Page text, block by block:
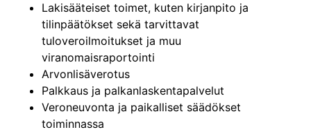
Lakisääteiset toimet, kuten kirjanpito ja
tilinpäätökset sekä tarvittavat
tuloveroilmoitukset ja muu
viranomaisraportointi
Arvonlisäverotus
Palkkaus ja palkanlaskentapalvelut
Veroneuvonta ja paikalliset säädökset
toiminnassa